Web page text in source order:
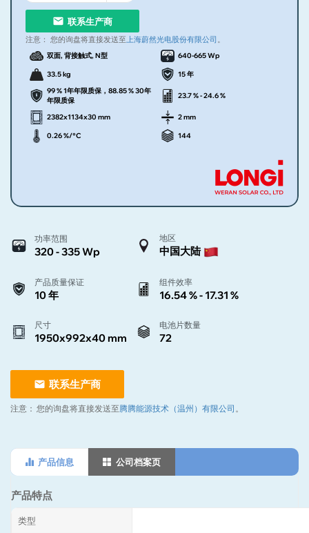
联系生产商
注意： 您的询盘将直接发送至上海蔚然光电股份有限公司 。
双面, 背接触式, N型 640-665 Wp
33.5 kg
15 年
99 % 1年年限质保，88.85 % 30年
年限质保
23.7 % - 24.6 %
2382x1134x30 mm 2 mm
0.26 %/°C 144
功率范围
320 - 335 Wp
地区
中国大陆
产品质量保证
10 年
组件效率
16.54 % - 17.31 %
尺寸
1950x992x40 mm
电池片数量
72
联系生产商
注意： 您的询盘将直接发送至腾腾能源技术（温州）有限公司 。
产品信息 公司档案页
产品特点
类型